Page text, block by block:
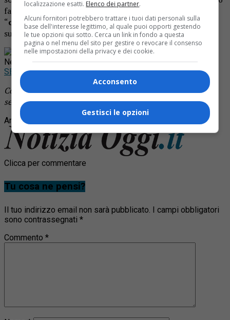
falsi progetti presentati al Gse, circa 27.000
“certificatibianchi“, rivenduti a un controvalore di poco
superiore a 8 milioni di euro.
Rimani aggiornato seguendoci su Google
News!
SEGUICI
Continua a leggere le notizie diNotizia Oggi Borgosesiae
segui la nostrapagina Facebook
Argomenti correlati:
Clicca per commentare
Tu cosa ne pensi?
Il tuo indirizzo email non sarà pubblicato. I campi obbligatori
sono contrassegnati *
Commento *
localizzazione esatti. Elenco dei partner.
Alcuni fornitori potrebbero trattare i tuoi dati personali sulla
base dell'interesse legittimo, al quale puoi opporti gestendo
le tue opzioni qui sotto. Cerca un link in fondo a questa
pagina o nel menu del sito per gestire o revocare il consenso
nelle impostazioni della privacy e dei cookie.
Acconsento
Gestisci le opzioni